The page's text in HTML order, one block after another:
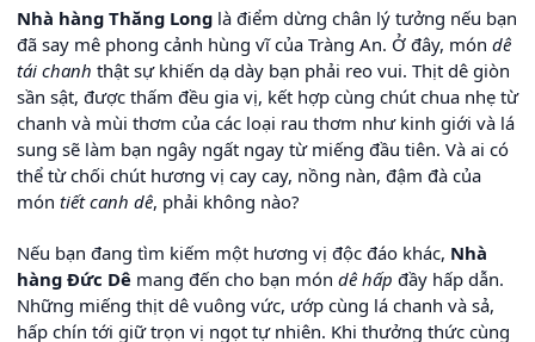
Nhà hàng Thăng Long là điểm dừng chân lý tưởng nếu bạn
đã say mê phong cảnh hùng vĩ của Tràng An. Ở đây, món dê
tái chanh thật sự khiến dạ dày bạn phải reo vui. Thịt dê giòn
sần sật, được thấm đều gia vị, kết hợp cùng chút chua nhẹ từ
chanh và mùi thơm của các loại rau thơm như kinh giới và lá
sung sẽ làm bạn ngây ngất ngay từ miếng đầu tiên. Và ai có
thể từ chối chút hương vị cay cay, nồng nàn, đậm đà của
món tiết canh dê, phải không nào?
Nếu bạn đang tìm kiếm một hương vị độc đáo khác, Nhà
hàng Đức Dê mang đến cho bạn món dê hấp đầy hấp dẫn.
Những miếng thịt dê vuông vức, ướp cùng lá chanh và sả,
hấp chín tới giữ trọn vị ngọt tự nhiên. Khi thưởng thức cùng